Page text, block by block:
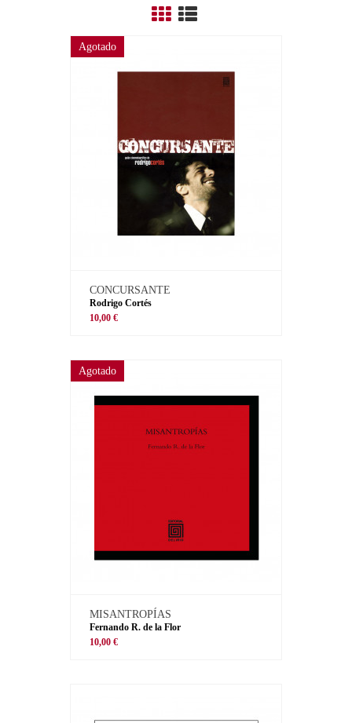
Agotado
CONCURSANTE
Rodrigo Cortés
10,00 €
Agotado
MISANTROPÍAS
Fernando R. de la Flor
10,00 €